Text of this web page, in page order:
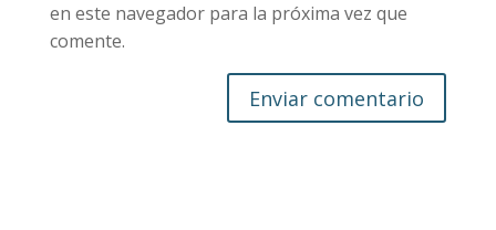
en este navegador para la próxima vez que
comente.